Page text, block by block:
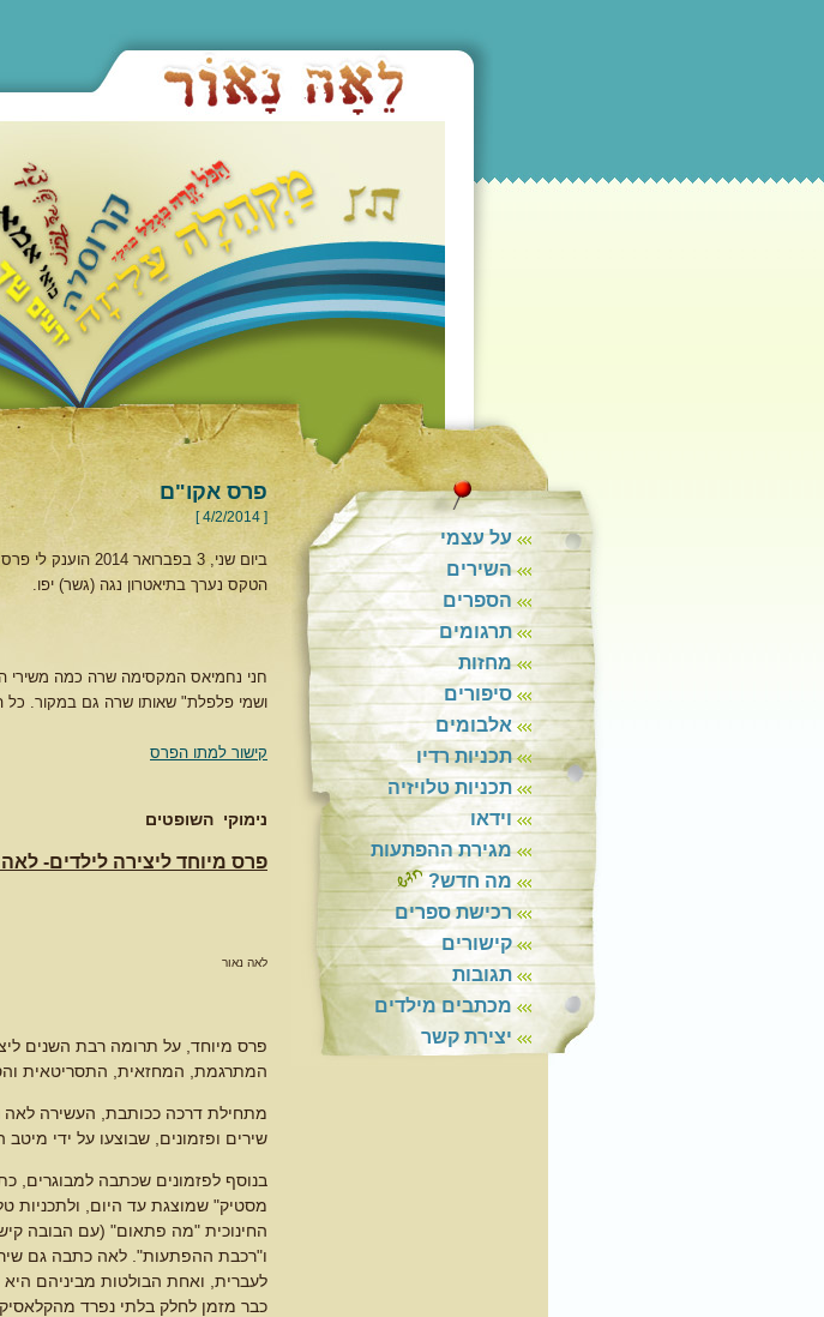
על עצמי
השירים
הספרים
תרגומים
מחזות
סיפורים
אלבומים
תכניות רדיו
תכניות טלויזיה
וידאו
מגירת ההפתעות
מה חדש?
רכישת ספרים
קישורים
תגובות
מכתבים מילדים
יצירת קשר
פרס אקו"ם
[ 4/2/2014 ]
ביום שני, 3 בפברואר 2014 הוענק לי פרס אקו"ם על תרומתי ליצירה המקורית לילדים
הטקס נערך בתיאטרון נגה (גשר) יפו.
חני נחמיאס המקסימה שרה כמה משירי
ושמי פלפלת" שאותו שרה גם במקור.
קישור למתו הפרס
נימוקי השופטים
פרס מיוחד ליצירה לילדים- לאה
לאה נאור
פרס מיוחד, על תרומה רבת השנים
המתרגמת, המחזאית, התסריטאית
מתחילת דרכה ככותבת, העשירה לאה
שירים ופזמונים, שבוצעו על ידי
בנוסף לפזמונים שכתבה למבוגרים,
מסטיק" שמוצגת עד היום, ולתכניות
החינוכית "מה פתאום" (עם הבובה
ו"רכבת ההפתעות". לאה כתבה גם
לעברית, ואחת הבולטות מביניהם
כבר מזמן לחלק בלתי נפרד